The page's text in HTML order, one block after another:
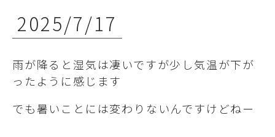
2025/7/17
雨が降ると湿気は凄いですが少し気温が下が
ったように感じます
でも暑いことには変わりないんですけどねー